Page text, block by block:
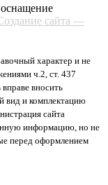
сайта —
характер и не
ч.2, ст. 437
вносить
вид и комплектацию
сайта
информацию, но не
перед оформлением